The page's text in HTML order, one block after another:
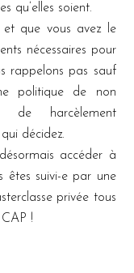
qu’elles soient.
que vous avez le
nécessaires pour
rappelons pas sauf
politique de non
de harcèlement
décidez.
accéder à
êtes suivi-e par une
privée tous
!